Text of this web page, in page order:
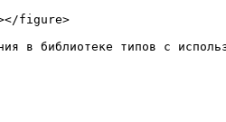
figure>
в библиотеке типов с